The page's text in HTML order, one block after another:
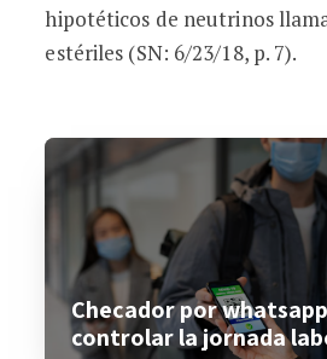
hipotéticos de neutrinos
estériles (SN: 6/23/18, p. 7).
Checador por
controlar la jornada